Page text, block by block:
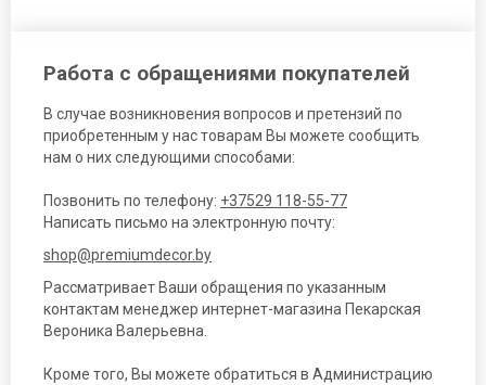
Работа с обращениями покупателей
В случае возникновения вопросов и претензий по
приобретенным у нас товарам Вы можете сообщить
нам о них следующими способами:
Позвонить по телефону: +37529 118-55-77
Написать письмо на электронную почту:
shop@premiumdecor.by
Рассматривает Ваши обращения по указанным
контактам менеджер интернет-магазина Пекарская
Вероника Валерьевна.
Кроме того, Вы можете обратиться в Администрацию